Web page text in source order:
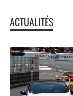
ACTUALITÉS